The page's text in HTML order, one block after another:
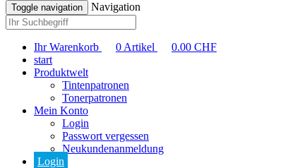
Toggle navigation Navigation
Ihr Warenkorb 0 Artikel 0.00 CHF
start
Produktwelt
Tintenpatronen
Tonerpatronen
Mein Konto
Login
Passwort vergessen
Neukundenanmeldung
Login